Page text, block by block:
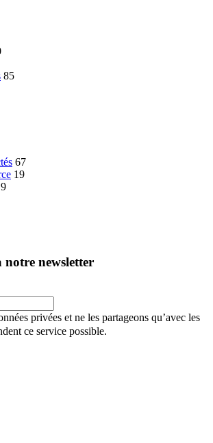
85
67
19
9
notre newsletter
privées et ne les partageons qu’avec les
ce service possible.